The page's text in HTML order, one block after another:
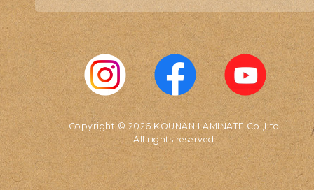
Copyright © 2026 KOUNAN LAMINATE Co.,Ltd.
All rights reserved.